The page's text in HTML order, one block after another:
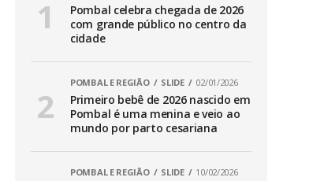
Pombal celebra chegada de 2026
com grande público no centro da
cidade
POMBAL E REGIÃO SLIDE 02/01/2026
Primeiro bebê de 2026 nascido em
Pombal é uma menina e veio ao
mundo por parto cesariana
POMBAL E REGIÃO SLIDE 10/02/2026